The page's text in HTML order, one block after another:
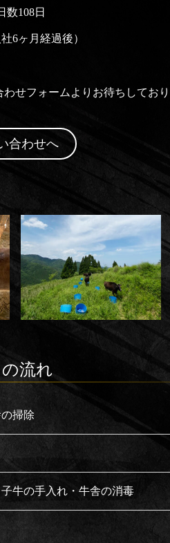
数108日
6ヶ月経過後）
せフォームよりお待ちしてお
合わせへ
の流れ
掃除
牛の手入れ・牛舎の消毒